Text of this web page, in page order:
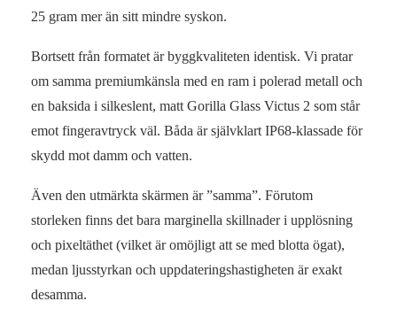
25 gram mer än sitt mindre syskon.
Bortsett från formatet är byggkvaliteten identisk. Vi pratar
om samma premiumkänsla med en ram i polerad metall och
en baksida i silkeslent, matt Gorilla Glass Victus 2 som står
emot fingeravtryck väl. Båda är självklart IP68-klassade för
skydd mot damm och vatten.
Även den utmärkta skärmen är ”samma”. Förutom
storleken finns det bara marginella skillnader i upplösning
och pixeltäthet (vilket är omöjligt att se med blotta ögat),
medan ljusstyrkan och uppdateringshastigheten är exakt
desamma.